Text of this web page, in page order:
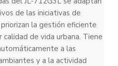
de las iniciativas de
la gestión eficiente
calidad de vida urbana. Tiene
a las
y a la actividad